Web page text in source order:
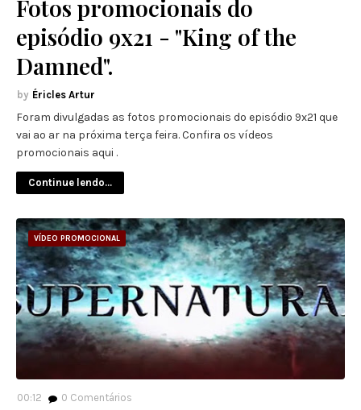
Fotos promocionais do
episódio 9x21 - "King of the
Damned".
Éricles Artur
Foram divulgadas as fotos promocionais do episódio 9x21 que
vai ao ar na próxima terça feira. Confira os vídeos
promocionais aqui .
Continue lendo...
VÍDEO PROMOCIONAL
00:12 0 Comentários